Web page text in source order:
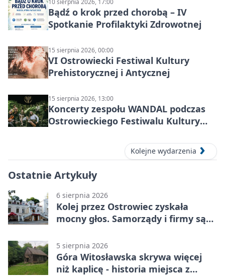
10 sierpnia 2026, 17:00
Bądź o krok przed chorobą – IV
Spotkanie Profilaktyki Zdrowotnej
15 sierpnia 2026, 00:00
VI Ostrowiecki Festiwal Kultury
Prehistorycznej i Antycznej
15 sierpnia 2026, 13:00
Koncerty zespołu WANDAL podczas
Ostrowieckiego Festiwalu Kultury
Kolejne wydarzenia
Ostatnie Artykuły
6 sierpnia 2026
Kolej przez Ostrowiec zyskała
mocny głos. Samorządy i firmy są
5 sierpnia 2026
Góra Witosławska skrywa więcej
niż kaplicę - historia miejsca z